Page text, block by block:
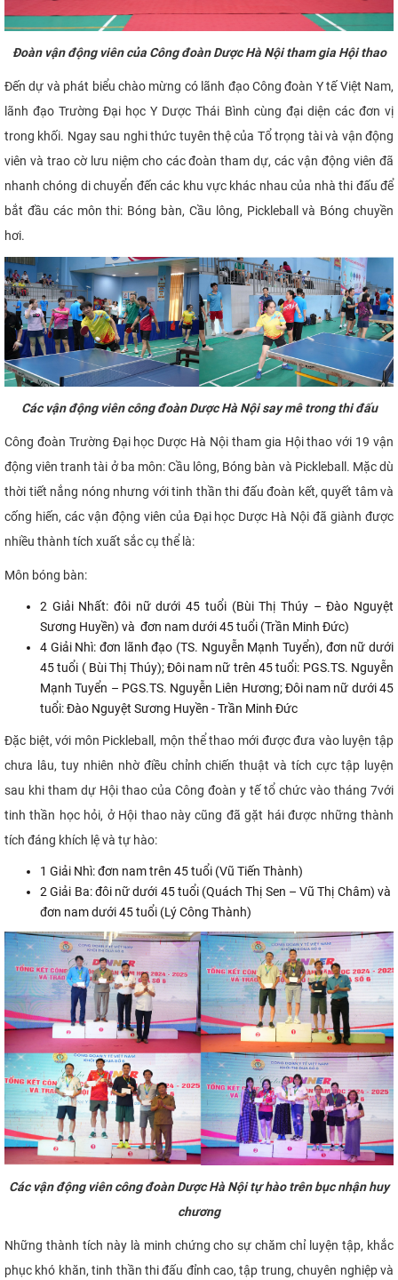
Đoàn vận động viên của Công đoàn Dược Hà Nội tham gia Hội thao
Đến dự và phát biểu chào mừng có lãnh đạo Công đoàn Y tế Việt Nam,
lãnh đạo Trường Đại học Y Dược Thái Bình cùng đại diện các đơn vị
trong khối. Ngay sau nghi thức tuyên thệ của Tổ trọng tài và vận động
viên và trao cờ lưu niệm cho các đoàn tham dự, các vận động viên đã
nhanh chóng di chuyển đến các khu vực khác nhau của nhà thi đấu để
bắt đầu các môn thi: Bóng bàn, Cầu lông, Pickleball và Bóng chuyền
hơi.
Các vận động viên công đoàn Dược Hà Nội say mê trong thi đấu
Công đoàn Trường Đại học Dược Hà Nội tham gia Hội thao với 19 vận
động viên tranh tài ở ba môn: Cầu lông, Bóng bàn và Pickleball. Mặc dù
thời tiết nắng nóng nhưng với tinh thần thi đấu đoàn kết, quyết tâm và
cống hiến, các vận động viên của Đại học Dược Hà Nội đã giành được
nhiều thành tích xuất sắc cụ thể là:
Môn bóng bàn:
2 Giải Nhất: đôi nữ dưới 45 tuổi (Bùi Thị Thúy – Đào Nguyệt
Sương Huyền) và đơn nam dưới 45 tuổi (Trần Minh Đức)
4 Giải Nhì: đơn lãnh đạo (TS. Nguyễn Mạnh Tuyển), đơn nữ dưới
45 tuổi ( Bùi Thị Thúy); Đôi nam nữ trên 45 tuổi: PGS.TS. Nguyễn
Mạnh Tuyển – PGS.TS. Nguyễn Liên Hương; Đôi nam nữ dưới 45
tuổi: Đào Nguyệt Sương Huyền - Trần Minh Đức
Đặc biệt, với môn Pickleball, mộn thể thao mới được đưa vào luyện tập
chưa lâu, tuy nhiên nhờ điều chỉnh chiến thuật và tích cực tập luyện
sau khi tham dự Hội thao của Công đoàn y tế tổ chức vào tháng 7với
tinh thần học hỏi, ở Hội thao này cũng đã gặt hái được những thành
tích đáng khích lệ và tự hào:
1 Giải Nhì: đơn nam trên 45 tuổi (Vũ Tiến Thành)
2 Giải Ba: đôi nữ dưới 45 tuổi (Quách Thị Sen – Vũ Thị Châm) và
đơn nam dưới 45 tuổi (Lý Công Thành)
Các vận động viên công đoàn Dược Hà Nội tự hào trên bục nhận huy
chương
Những thành tích này là minh chứng cho sự chăm chỉ luyện tập, khắc
phục khó khăn, tinh thần thi đấu đỉnh cao, tập trung, chuyên nghiệp và